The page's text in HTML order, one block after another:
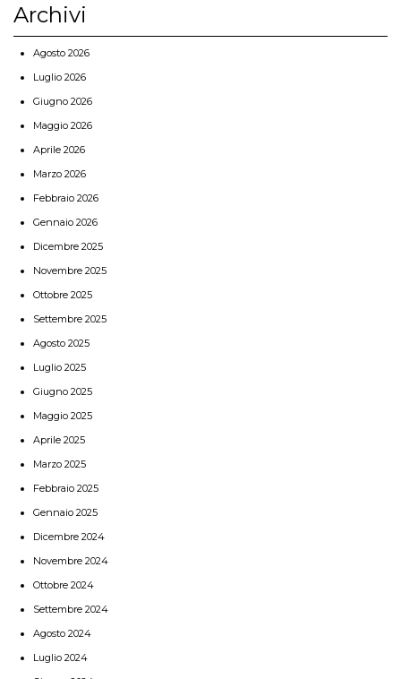
Archivi
Agosto 2026
Luglio 2026
Giugno 2026
Maggio 2026
Aprile 2026
Marzo 2026
Febbraio 2026
Gennaio 2026
Dicembre 2025
Novembre 2025
Ottobre 2025
Settembre 2025
Agosto 2025
Luglio 2025
Giugno 2025
Maggio 2025
Aprile 2025
Marzo 2025
Febbraio 2025
Gennaio 2025
Dicembre 2024
Novembre 2024
Ottobre 2024
Settembre 2024
Agosto 2024
Luglio 2024